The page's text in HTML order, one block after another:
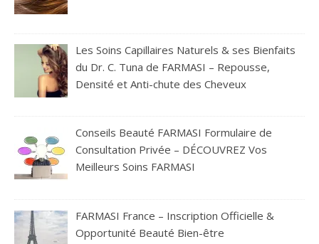
Les Soins Capillaires Naturels & ses Bienfaits
du Dr. C. Tuna de FARMASI – Repousse,
Densité et Anti-chute des Cheveux
Conseils Beauté FARMASI Formulaire de
Consultation Privée – DÉCOUVREZ Vos
Meilleurs Soins FARMASI
FARMASI France – Inscription Officielle &
Opportunité Beauté Bien-être